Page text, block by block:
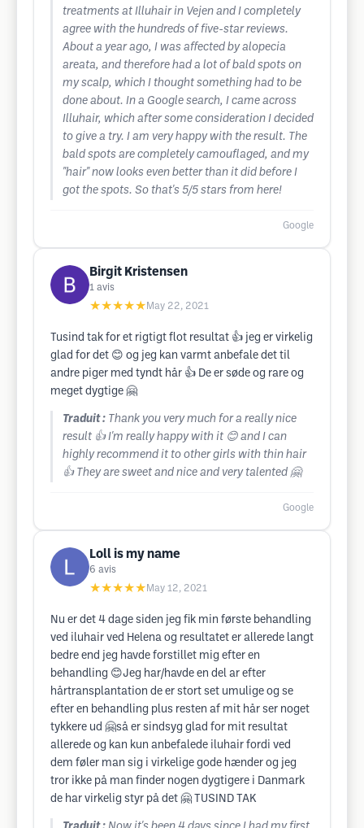
treatments at Illuhair in Vejen and I completely
agree with the hundreds of five-star reviews.
About a year ago, I was affected by alopecia
areata, and therefore had a lot of bald spots on
my scalp, which I thought something had to be
done about. In a Google search, I came across
Illuhair, which after some consideration I decided
to give a try. I am very happy with the result. The
bald spots are completely camouflaged, and my
"hair" now looks even better than it did before I
got the spots. So that's 5/5 stars from here!
Google
Birgit Kristensen
1 avis
★★★★★ May 22, 2021
Tusind tak for et rigtigt flot resultat 👍 jeg er virkelig
glad for det 😊 og jeg kan varmt anbefale det til
andre piger med tyndt hår 👍 De er søde og rare og
meget dygtige 🤗
Traduit : Thank you very much for a really nice
result 👍 I'm really happy with it 😊 and I can
highly recommend it to other girls with thin hair
👍 They are sweet and nice and very talented 🤗
Google
Loll is my name
6 avis
★★★★★ May 12, 2021
Nu er det 4 dage siden jeg fik min første behandling
ved iluhair ved Helena og resultatet er allerede langt
bedre end jeg havde forstillet mig efter en
behandling 😊Jeg har/havde en del ar efter
hårtransplantation de er stort set umulige og se
efter en behandling plus resten af mit hår ser noget
tykkere ud 🤗så er sindsyg glad for mit resultat
allerede og kan kun anbefalede iluhair fordi ved
dem føler man sig i virkelige gode hænder og jeg
tror ikke på man finder nogen dygtigere i Danmark
de har virkelig styr på det 🤗 TUSIND TAK